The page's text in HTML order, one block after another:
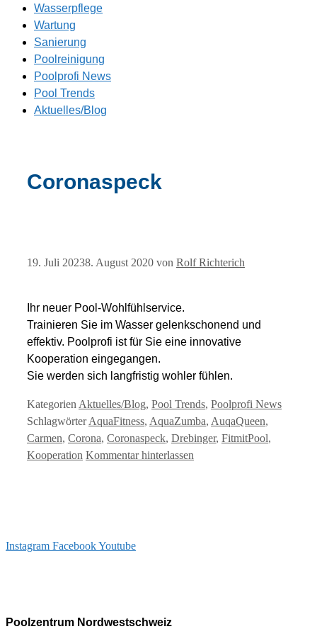
Wasserpflege
Wartung
Sanierung
Poolreinigung
Poolprofi News
Pool Trends
Aktuelles/Blog
Coronaspeck
19. Juli 20238. August 2020 von Rolf Richterich
Ihr neuer Pool-Wohlfühlservice.
Trainieren Sie im Wasser gelenkschonend und
effektiv. Poolprofi ist für Sie eine innovative
Kooperation eingegangen.
Sie werden sich langfristig wohler fühlen.
Kategorien Aktuelles/Blog, Pool Trends, Poolprofi News
SchlagwörterAquaFitness, AquaZumba, AuqaQueen,
Carmen, Corona, Coronaspeck, Drebinger, FitmitPool,
Kooperation Kommentar hinterlassen
Instagram FacebookYoutube
Poolzentrum Nordwestschweiz